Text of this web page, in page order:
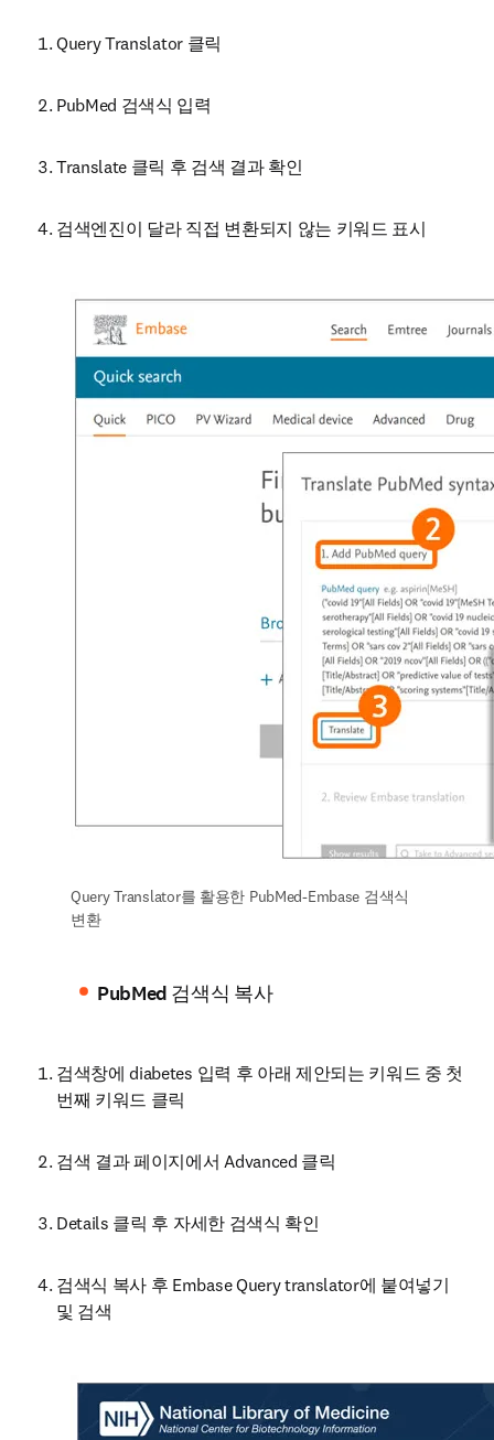
Query Translator 클릭
PubMed 검색식 입력
Translate 클릭 후 검색 결과 확인
검색엔진이 달라 직접 변환되지 않는 키워드 표시
Query Translator를 활용한 PubMed-Embase 검색식
변환
PubMed 검색식 복사
검색창에 diabetes 입력 후 아래 제안되는 키워드 중 첫
번째 키워드 클릭
검색 결과 페이지에서 Advanced 클릭
Details 클릭 후 자세한 검색식 확인
검색식 복사 후 Embase Query translator에 붙여넣기
및 검색